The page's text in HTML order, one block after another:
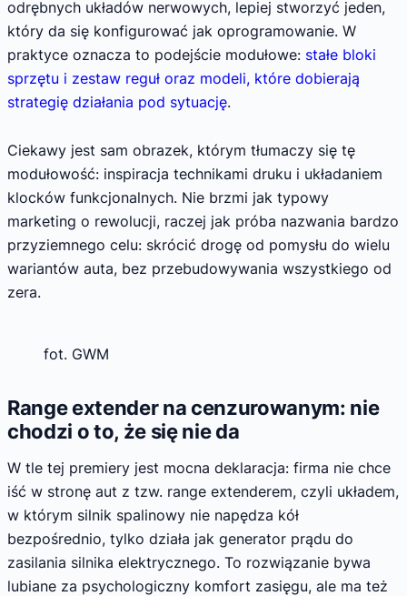
odrębnych układów nerwowych, lepiej stworzyć jeden,
który da się konfigurować jak oprogramowanie. W
praktyce oznacza to podejście modułowe: stałe bloki
sprzętu i zestaw reguł oraz modeli, które dobierają
strategię działania pod sytuację.
Ciekawy jest sam obrazek, którym tłumaczy się tę
modułowość: inspiracja technikami druku i układaniem
klocków funkcjonalnych. Nie brzmi jak typowy
marketing o rewolucji, raczej jak próba nazwania bardzo
przyziemnego celu: skrócić drogę od pomysłu do wielu
wariantów auta, bez przebudowywania wszystkiego od
zera.
fot. GWM
Range extender na cenzurowanym: nie
chodzi o to, że się nie da
W tle tej premiery jest mocna deklaracja: firma nie chce
iść w stronę aut z tzw. range extenderem, czyli układem,
w którym silnik spalinowy nie napędza kół
bezpośrednio, tylko działa jak generator prądu do
zasilania silnika elektrycznego. To rozwiązanie bywa
lubiane za psychologiczny komfort zasięgu, ale ma też